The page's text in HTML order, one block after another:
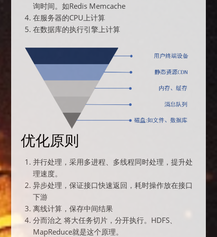
询时间。如Redis Memcache
在服务器的CPU上计算
在数据库的执行引擎上计算
优化原则
并行处理，采用多进程、多线程同时处理，提升处
理速度。
异步处理，保证接口快速返回，耗时操作放在接口
下游
离线计算，保存中间结果
分而治之 将大任务切片，分开执行。HDFS、
MapReduce就是这个原理。